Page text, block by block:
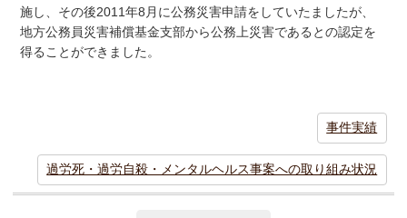
施し、その後2011年8月に公務災害申請をしていたましたが、
地方公務員災害補償基金支部から公務上災害であるとの認定を
得ることができました。
事件実績
過労死・過労自殺・メンタルヘルス事案への取り組み状況